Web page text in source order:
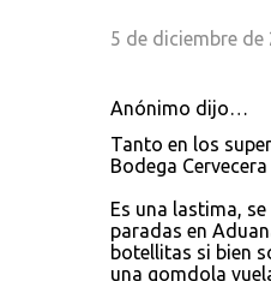
5 de diciembre de
Anónimo dijo…
Tanto en los
Bodega
Es una lastima,
paradas en
botellitas si bien
una gomdola